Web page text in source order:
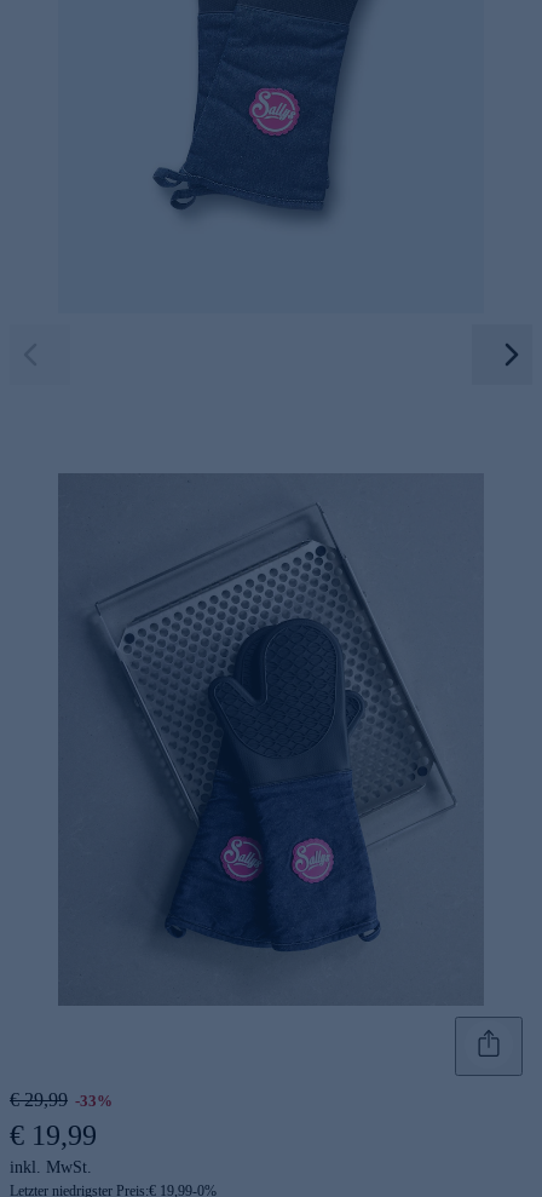
€ 29,99 -33%
€ 19,99
inkl. MwSt.
Letzter niedrigster Preis:€ 19,99-0%